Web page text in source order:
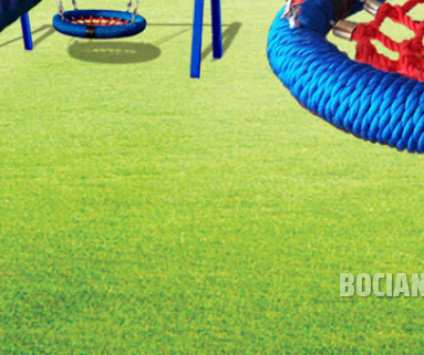
Samolot Mały
Winogrono NL
Tripod Semafor
STATEK
LOOP-1
Minipark
Inclusive Park